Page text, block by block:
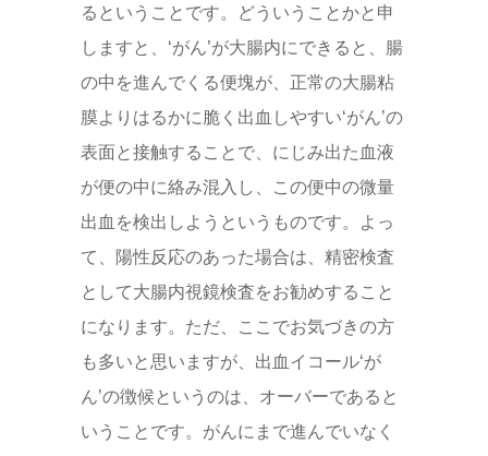
るということです。どういうことかと申
しますと、‘がん’が大腸内にできると、腸
の中を進んでくる便塊が、正常の大腸粘
膜よりはるかに脆く出血しやすい‘がん’の
表面と接触することで、にじみ出た血液
が便の中に絡み混入し、この便中の微量
出血を検出しようというものです。よっ
て、陽性反応のあった場合は、精密検査
として大腸内視鏡検査をお勧めすること
になります。ただ、ここでお気づきの方
も多いと思いますが、出血イコール‘が
ん’の徴候というのは、オーバーであると
いうことです。がんにまで進んでいなく